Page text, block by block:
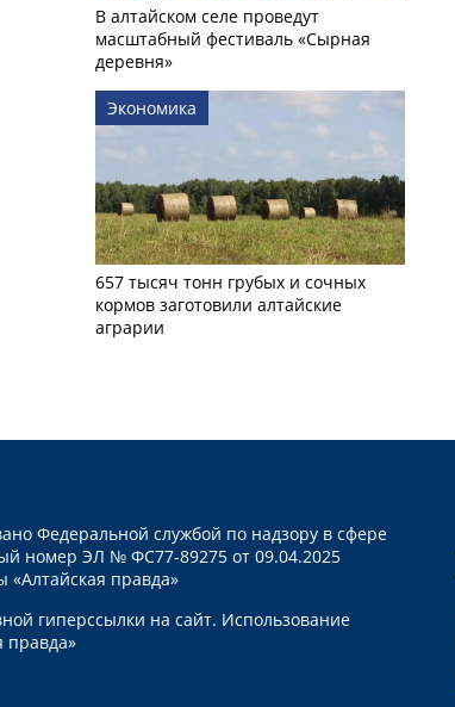
В алтайском селе проведут
масштабный фестиваль «Сырная
деревня»
Экономика
657 тысяч тонн грубых и сочных
кормов заготовили алтайские
аграрии
Федеральной службой по надзору в сфере
номер ЭЛ № ФС77-89275 от 09.04.2025
«Алтайская правда»
гиперссылки на сайт. Использование
правда»